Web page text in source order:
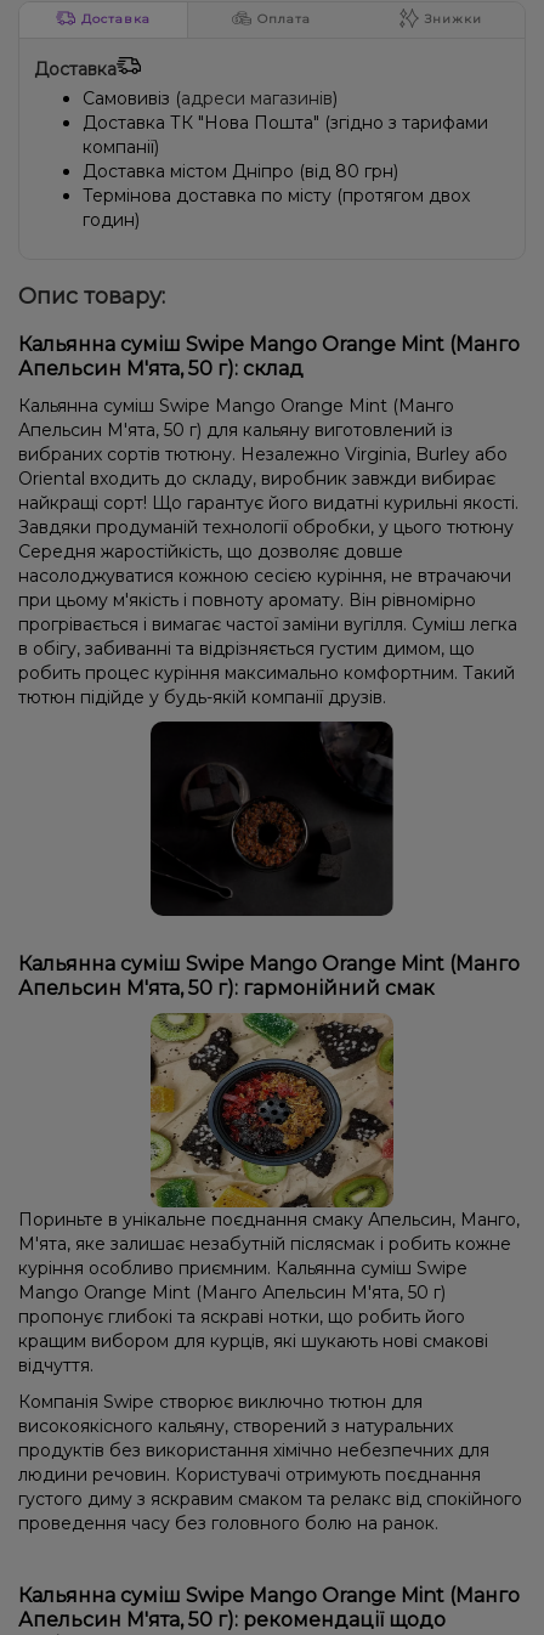
Доставка Оплата Знижки
Доставка
Самовивіз (адреси магазинів)
Доставка ТК "Нова Пошта" (згідно з тарифами
компанії)
Доставка містом Дніпро (від 80 грн)
Термінова доставка по місту (протягом двох
годин)
Опис товару:
Кальянна суміш Swipe Mango Orange Mint (Манго
Апельсин М'ята, 50 г): склад
Кальянна суміш Swipe Mango Orange Mint (Манго
Апельсин М'ята, 50 г) для кальяну виготовлений із
вибраних сортів тютюну. Незалежно Virginia, Burley або
Oriental входить до складу, виробник завжди вибирає
найкращі сорт! Що гарантує його видатні курильні якості.
Завдяки продуманій технології обробки, у цього тютюну
Середня жаростійкість, що дозволяє довше
насолоджуватися кожною сесією куріння, не втрачаючи
при цьому м'якість і повноту аромату. Він рівномірно
прогрівається і вимагає частої заміни вугілля. Суміш легка
в обігу, забиванні та відрізняється густим димом, що
робить процес куріння максимально комфортним. Такий
тютюн підійде у будь-якій компанії друзів.
Кальянна суміш Swipe Mango Orange Mint (Манго
Апельсин М'ята, 50 г): гармонійний смак
Пориньте в унікальне поєднання смаку Апельсин, Манго,
М'ята, яке залишає незабутній післясмак і робить кожне
куріння особливо приємним. Кальянна суміш Swipe
Mango Orange Mint (Манго Апельсин М'ята, 50 г)
пропонує глибокі та яскраві нотки, що робить його
кращим вибором для курців, які шукають нові смакові
відчуття.
Компанія Swipe створює виключно тютюн для
високоякісного кальяну, створений з натуральних
продуктів без використання хімічно небезпечних для
людини речовин. Користувачі отримують поєднання
густого диму з яскравим смаком та релакс від спокійного
проведення часу без головного болю на ранок.
Кальянна суміш Swipe Mango Orange Mint (Манго
Апельсин М'ята, 50 г): рекомендації щодо